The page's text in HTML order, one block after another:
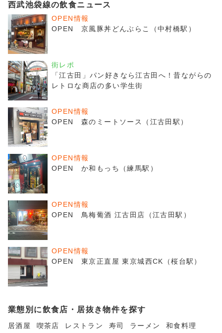
西武池袋線の飲食ニュース
OPEN情報
OPEN 京風豚丼どんぶらこ（中村橋駅）
街レポ
「江古田」パン好きなら江古田へ！昔ながらの
レトロな商店の多い学生街
OPEN情報
OPEN 森のミートソース（江古田駅）
OPEN情報
OPEN か和もっち（練馬駅）
OPEN情報
OPEN 鳥梅葡酒 江古田店（江古田駅）
OPEN情報
OPEN 東京正直屋 東京城西CK（桜台駅）
業態別に飲食店・居抜き物件を探す
居酒屋 喫茶店 レストラン 寿司 ラーメン
和食料理